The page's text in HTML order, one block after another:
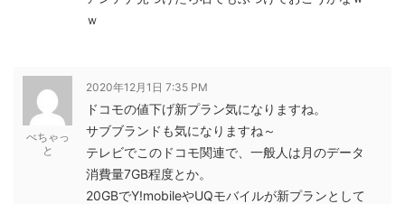
ｗ
べちゃっ
と
2020年12月1日 7:35 PM
ドコモの値下げ新プラン気になりますね。
サブブランドも気になりますね～
テレビでこのドコモ関連で、一般人は月のデータ
消費量7GB程度とか。
20GBでY!mobileやUQモバイルが新プランとして